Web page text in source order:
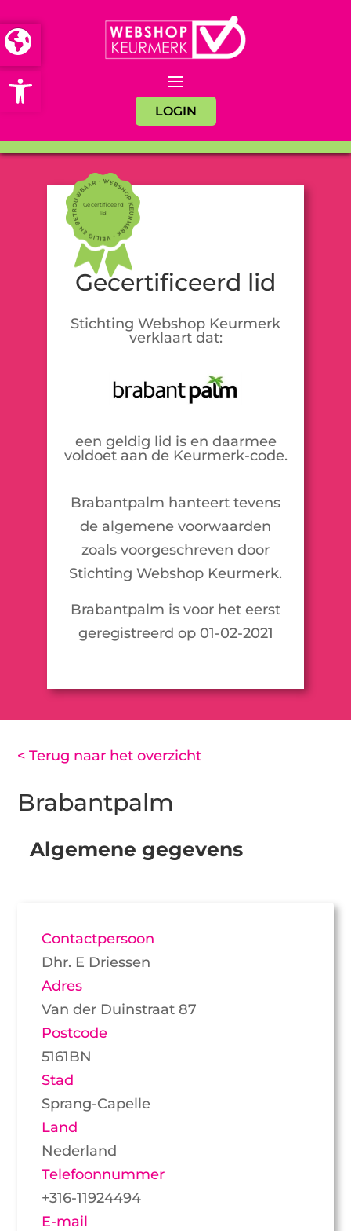
Open toolbar
LOGIN
Gecertificeerd
lid
Gecertificeerd lid
Stichting Webshop Keurmerk
verklaart dat:
een geldig lid is en daarmee
voldoet aan de Keurmerk-code.
Brabantpalm hanteert tevens
de algemene voorwaarden
zoals voorgeschreven door
Stichting Webshop Keurmerk.
Brabantpalm is voor het eerst
geregistreerd op 01-02-2021
< Terug naar het overzicht
Brabantpalm
Algemene gegevens
Contactpersoon
Dhr. E Driessen
Adres
Van der Duinstraat 87
Postcode
5161BN
Stad
Sprang-Capelle
Land
Nederland
Telefoonnummer
+316-11924494
E-mail